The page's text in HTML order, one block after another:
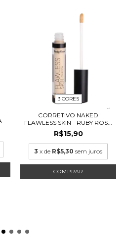
3 CORES
CORRETIVO NAKED
FLAWLESS SKIN - RUBY ROS...
R$15,90
3 x de R$5,30 sem juros
COMPRAR